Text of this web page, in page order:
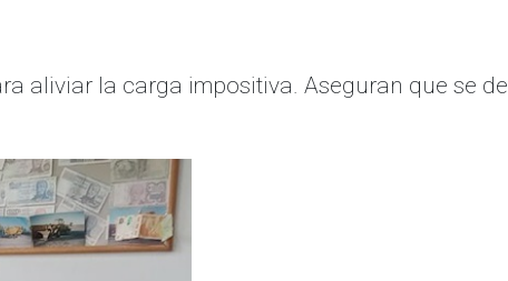
aliviar la carga impositiva. Aseguran que se